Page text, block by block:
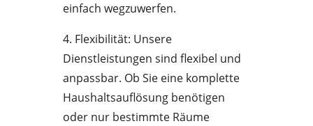
einfach wegzuwerfen.
4. Flexibilität: Unsere
Dienstleistungen sind flexibel und
anpassbar. Ob Sie eine komplette
Haushaltsauflösung benötigen
oder nur bestimmte Räume